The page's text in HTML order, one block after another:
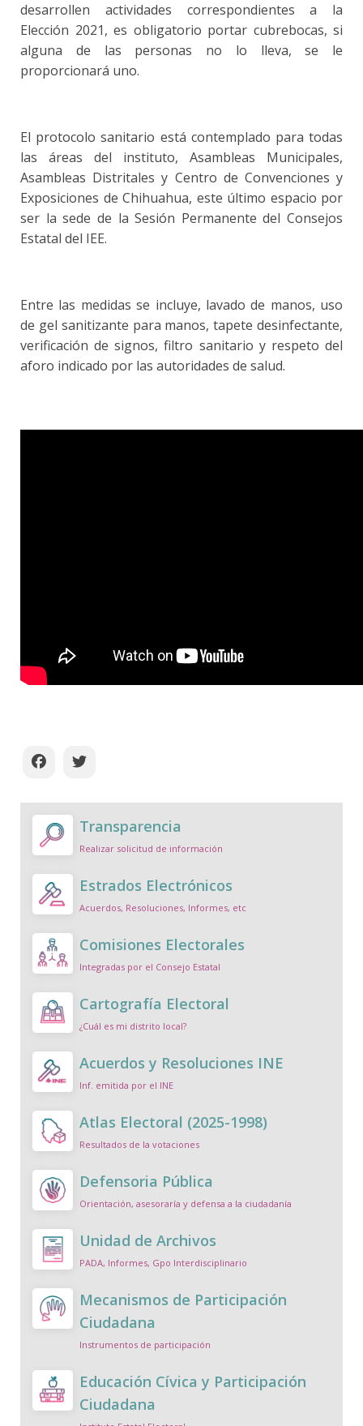
desarrollen actividades correspondientes a la
Elección 2021, es obligatorio portar cubrebocas, si
alguna de las personas no lo lleva, se le
proporcionará uno.
El protocolo sanitario está contemplado para todas
las áreas del instituto, Asambleas Municipales,
Asambleas Distritales y Centro de Convenciones y
Exposiciones de Chihuahua, este último espacio por
ser la sede de la Sesión Permanente del Consejos
Estatal del IEE.
Entre las medidas se incluye, lavado de manos, uso
de gel sanitizante para manos, tapete desinfectante,
verificación de signos, filtro sanitario y respeto del
aforo indicado por las autoridades de salud.
Transparencia
Realizar solicitud de información
Estrados Electrónicos
Acuerdos, Resoluciones, Informes, etc
Comisiones Electorales
Integradas por el Consejo Estatal
Cartografía Electoral
¿Cuál es mi distrito local?
Acuerdos y Resoluciones INE
Inf. emitida por el INE
Atlas Electoral (2025-1998)
Resultados de la votaciones
Defensoria Pública
Orientación, asesoraría y defensa a la ciudadanía
Unidad de Archivos
PADA, Informes, Gpo Interdisciplinario
Mecanismos de Participación
Ciudadana
Instrumentos de participación
Educación Cívica y Participación
Ciudadana